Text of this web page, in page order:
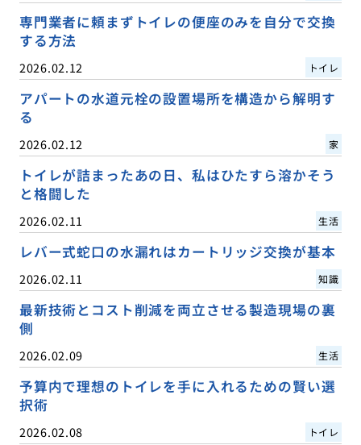
専門業者に頼まずトイレの便座のみを自分で交換
する方法
2026.02.12 トイレ
アパートの水道元栓の設置場所を構造から解明す
る
2026.02.12 家
トイレが詰まったあの日、私はひたすら溶かそう
と格闘した
2026.02.11 生活
レバー式蛇口の水漏れはカートリッジ交換が基本
2026.02.11 知識
最新技術とコスト削減を両立させる製造現場の裏
側
2026.02.09 生活
予算内で理想のトイレを手に入れるための賢い選
択術
2026.02.08 トイレ